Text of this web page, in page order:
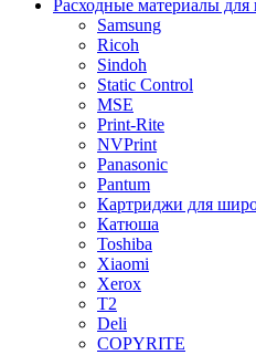
Расходные материалы для
Samsung
Ricoh
Sindoh
Static Control
MSE
Print-Rite
NVPrint
Panasonic
Pantum
Картриджи для
Катюша
Toshiba
Xiaomi
Xerox
T2
Deli
COPYRITE